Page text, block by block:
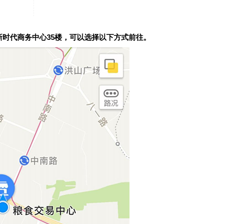
代商务中心35楼，可以选择以下方式前往。